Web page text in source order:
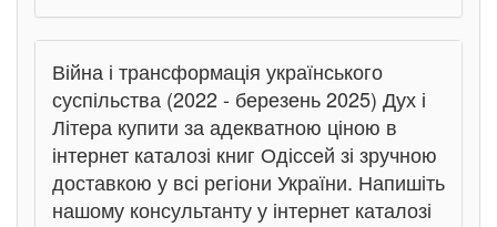
Війна і трансформація українського
суспільства (2022 - березень 2025) Дух і
Літера купити за адекватною ціною в
інтернет каталозі книг Одіссей зі зручною
доставкою у всі регіони України. Напишіть
нашому консультанту у інтернет каталозі